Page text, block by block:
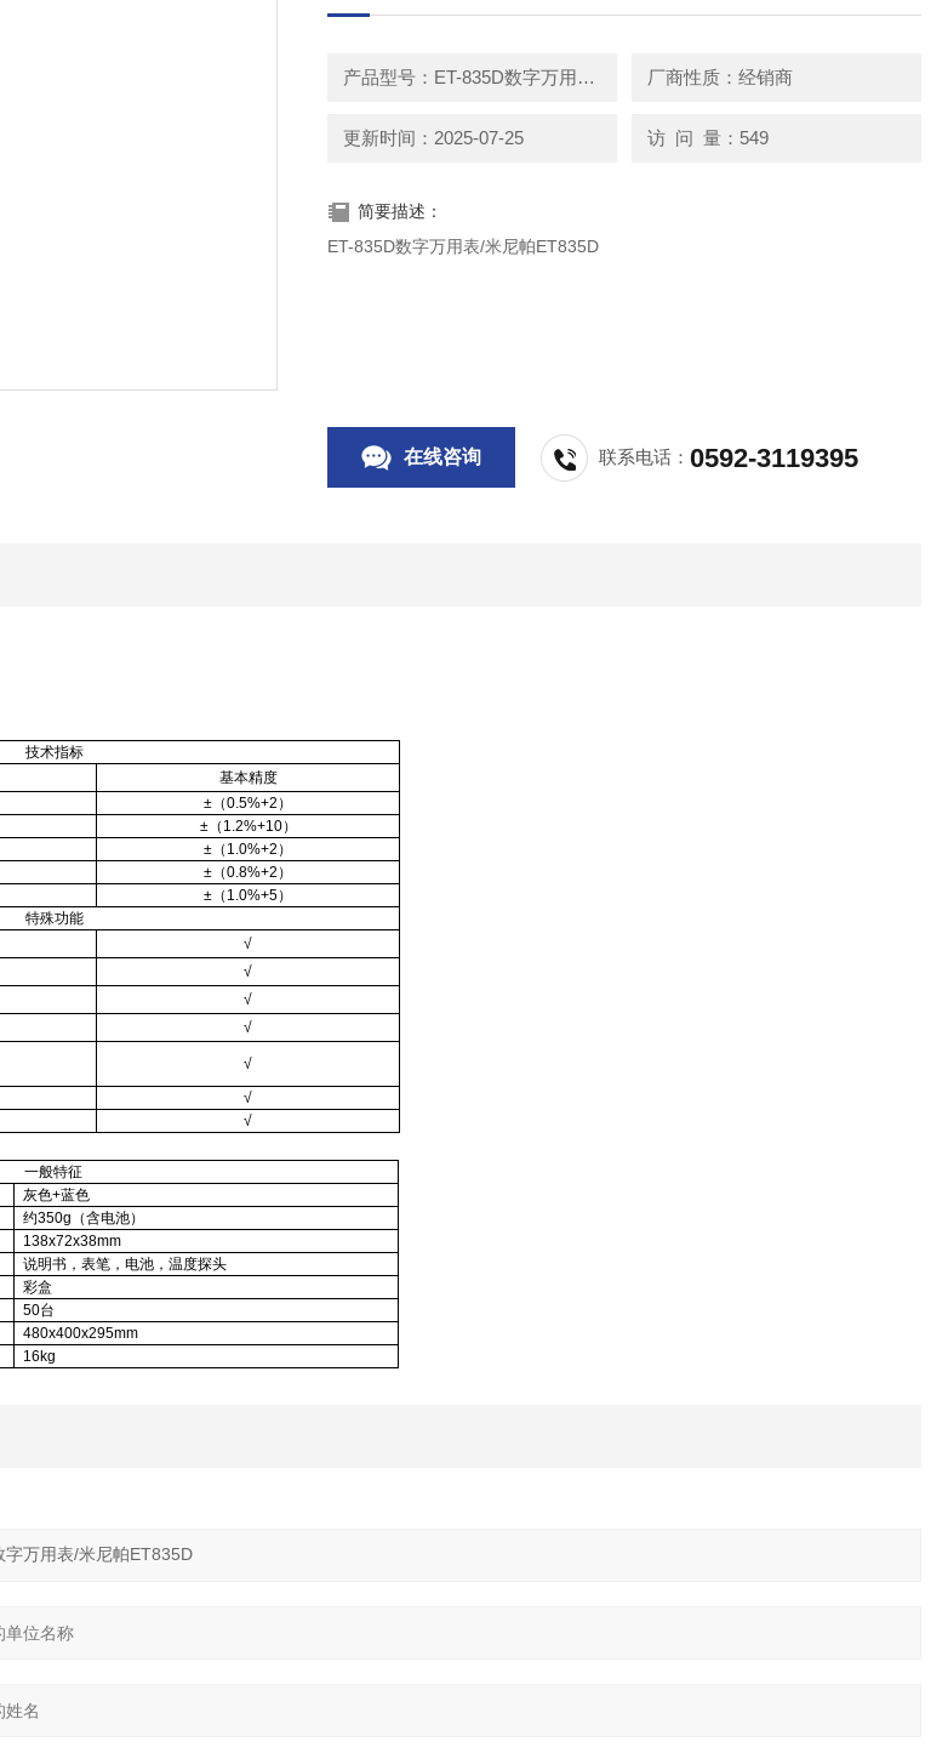
产品型号：ET-835D数字万用表/米尼帕ET835D 厂商性质：经销商
更新时间：2025-07-25 访 问 量：549
简要描述：
ET-835D数字万用表/米尼帕ET835D
在线咨询 联系电话：0592-3119395
技术指标
基本精度
± （0.5%+2）
±（1.2%+10）
± （1.0%+2）
± （0.8%+2）
± （1.0%+5）
特殊功能
√
√
√
√
√
√
√
一般特征
灰色+蓝色
约350g（含电池）
138x72x38mm
说明书，表笔，电池，温度探头
彩盒
50台
480x400x295mm
16kg